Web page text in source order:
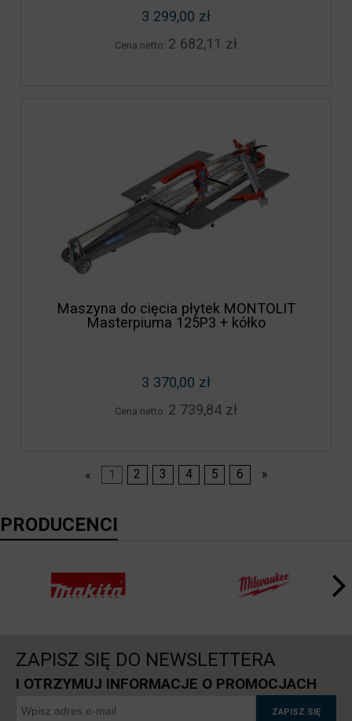
3 299,00 zł
Cena netto: 2 682,11 zł
Maszyna do cięcia płytek MONTOLIT
Masterpiuma 125P3 + kółko
3 370,00 zł
Cena netto: 2 739,84 zł
« 1 2 3 4 5 6 »
PRODUCENCI
ZAPISZ SIĘ DO NEWSLETTERA
I OTRZYMUJ INFORMACJE O PROMOCJACH
ZAPISZ SIĘ